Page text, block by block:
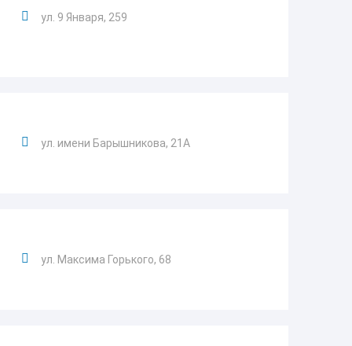
ул. 9 Января, 259
ул. имени Барышникова, 21А
ул. Максима Горького, 68